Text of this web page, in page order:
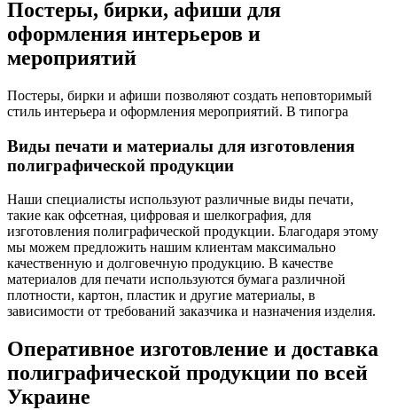
Постеры, бирки, афиши для
оформления интерьеров и
мероприятий
Постеры, бирки и афиши позволяют создать неповторимый
стиль интерьера и оформления мероприятий. В типогра
Виды печати и материалы для изготовления
полиграфической продукции
Наши специалисты используют различные виды печати,
такие как офсетная, цифровая и шелкография, для
изготовления полиграфической продукции. Благодаря этому
мы можем предложить нашим клиентам максимально
качественную и долговечную продукцию. В качестве
материалов для печати используются бумага различной
плотности, картон, пластик и другие материалы, в
зависимости от требований заказчика и назначения изделия.
Оперативное изготовление и доставка
полиграфической продукции по всей
Украине